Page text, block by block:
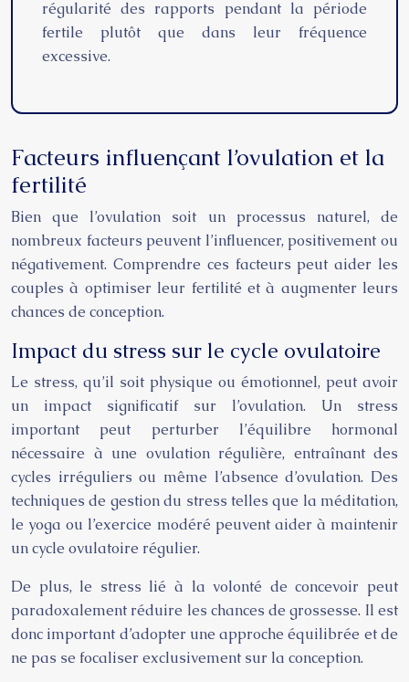
régularité des rapports pendant la période
fertile plutôt que dans leur fréquence
excessive.
Facteurs influençant l’ovulation et la
fertilité
Bien que l’ovulation soit un processus naturel, de
nombreux facteurs peuvent l’influencer, positivement ou
négativement. Comprendre ces facteurs peut aider les
couples à optimiser leur fertilité et à augmenter leurs
chances de conception.
Impact du stress sur le cycle ovulatoire
Le stress, qu’il soit physique ou émotionnel, peut avoir
un impact significatif sur l’ovulation. Un stress
important peut perturber l’équilibre hormonal
nécessaire à une ovulation régulière, entraînant des
cycles irréguliers ou même l’absence d’ovulation. Des
techniques de gestion du stress telles que la méditation,
le yoga ou l’exercice modéré peuvent aider à maintenir
un cycle ovulatoire régulier.
De plus, le stress lié à la volonté de concevoir peut
paradoxalement réduire les chances de grossesse. Il est
donc important d’adopter une approche équilibrée et de
ne pas se focaliser exclusivement sur la conception.